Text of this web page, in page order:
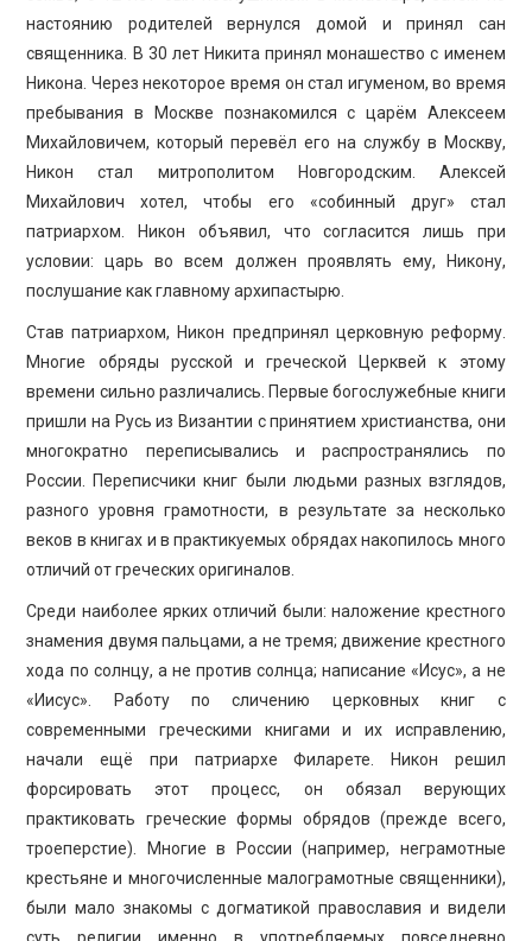
настоянию родителей вернулся домой и принял сан
священника. В 30 лет Никита принял монашество с именем
Никона. Через некоторое время он стал игуменом, во время
пребывания в Москве познакомился с царём Алексеем
Михайловичем, который перевёл его на службу в Москву,
Никон стал митрополитом Новгородским. Алексей
Михайлович хотел, чтобы его «собинный друг» стал
патриархом. Никон объявил, что согласится лишь при
условии: царь во всем должен проявлять ему, Никону,
послушание как главному архипастырю.
Став патриархом, Никон предпринял церковную реформу.
Многие обряды русской и греческой Церквей к этому
времени сильно различались. Первые богослужебные книги
пришли на Русь из Византии с принятием христианства, они
многократно переписывались и распространялись по
России. Переписчики книг были людьми разных взглядов,
разного уровня грамотности, в результате за несколько
веков в книгах и в практикуемых обрядах накопилось много
отличий от греческих оригиналов.
Среди наиболее ярких отличий были: наложение крестного
знамения двумя пальцами, а не тремя; движение крестного
хода по солнцу, а не против солнца; написание «Исус», а не
«Иисус». Работу по сличению церковных книг с
современными греческими книгами и их исправлению,
начали ещё при патриархе Филарете. Никон решил
форсировать этот процесс, он обязал верующих
практиковать греческие формы обрядов (прежде всего,
троеперстие). Многие в России (например, неграмотные
крестьяне и многочисленные малограмотные священники),
были мало знакомы с догматикой православия и видели